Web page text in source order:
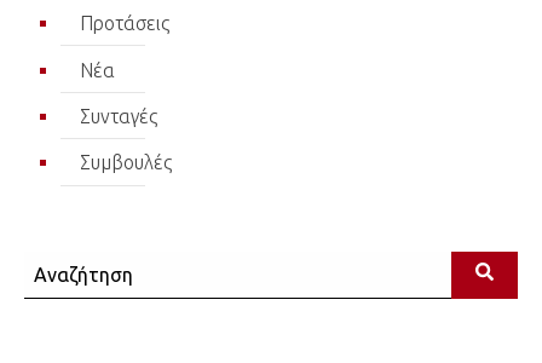
Προτάσεις
Νέα
Συνταγές
Συμβουλές
Αναζήτηση